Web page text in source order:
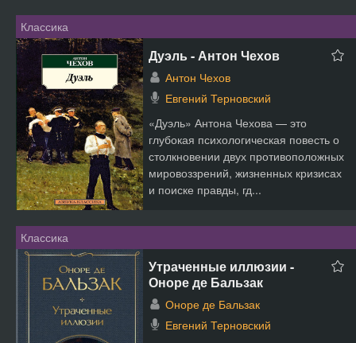
Классика
Дуэль - Антон Чехов
Антон Чехов
Евгений Терновский
«Дуэль» Антона Чехова — это
глубокая психологическая повесть о
столкновении двух противоположных
мировоззрений, жизненных кризисах
и поиске правды, гд...
Классика
Утраченные иллюзии -
Оноре де Бальзак
Оноре де Бальзак
Евгений Терновский